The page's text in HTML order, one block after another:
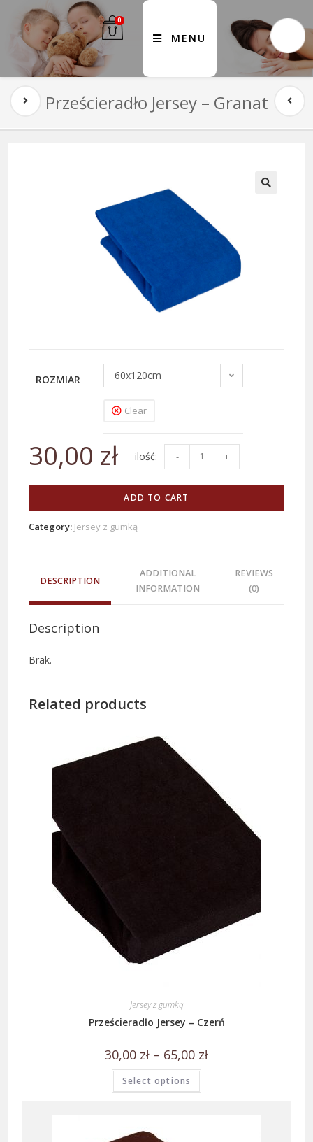
0
MENU
Prześcieradło Jersey – Granat
ROZMIAR 60x120cm
Clear
30,00 zł - +
ADD TO CART
Category: Jersey z gumką
DESCRIPTION
ADDITIONAL
INFORMATION
REVIEWS
(0)
Description
Brak.
Related products
Jersey z gumką
Prześcieradło Jersey – Czerń
30,00 zł – 65,00 zł
Select options